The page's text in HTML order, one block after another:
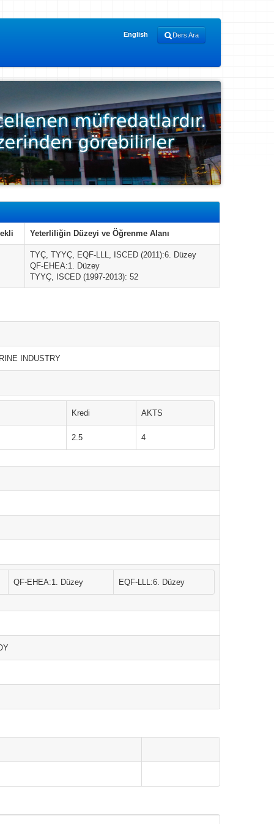
English Ders Ara
Yeterliliğin Düzeyi ve Öğrenme Alanı
TYÇ, TYYÇ, EQF-LLL, ISCED (2011):6. Düzey
QF-EHEA:1. Düzey
TYYÇ, ISCED (1997-2013): 52
INDUSTRY
Kredi AKTS
2.5 4
QF-EHEA:1. Düzey EQF-LLL:6. Düzey